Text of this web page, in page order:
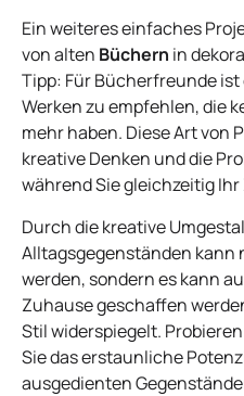
Ein weiteres einfaches
von alten Büchern in
Tipp: Für Bücherfreunde
Werken zu empfehlen, die
mehr haben. Diese Art von
kreative Denken und die
während Sie gleichzeitig
Durch die kreative
Alltagsgegenständen kann
werden, sondern es kann
Zuhause geschaffen
Stil widerspiegelt.
Sie das erstaunliche
ausgedienten